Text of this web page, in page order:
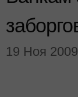
19 Ноя 2009